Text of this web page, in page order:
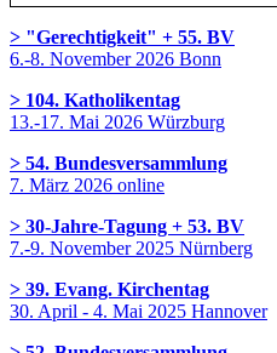
> "Gerechtigkeit" + 55. BV
6.-8. November 2026 Bonn
> 104. Katholikentag
13.-17. Mai 2026 Würzburg
> 54. Bundesversammlung
7. März 2026 online
> 30-Jahre-Tagung + 53. BV
7.-9. November 2025 Nürnberg
> 39. Evang. Kirchentag
30. April - 4. Mai 2025 Hannover